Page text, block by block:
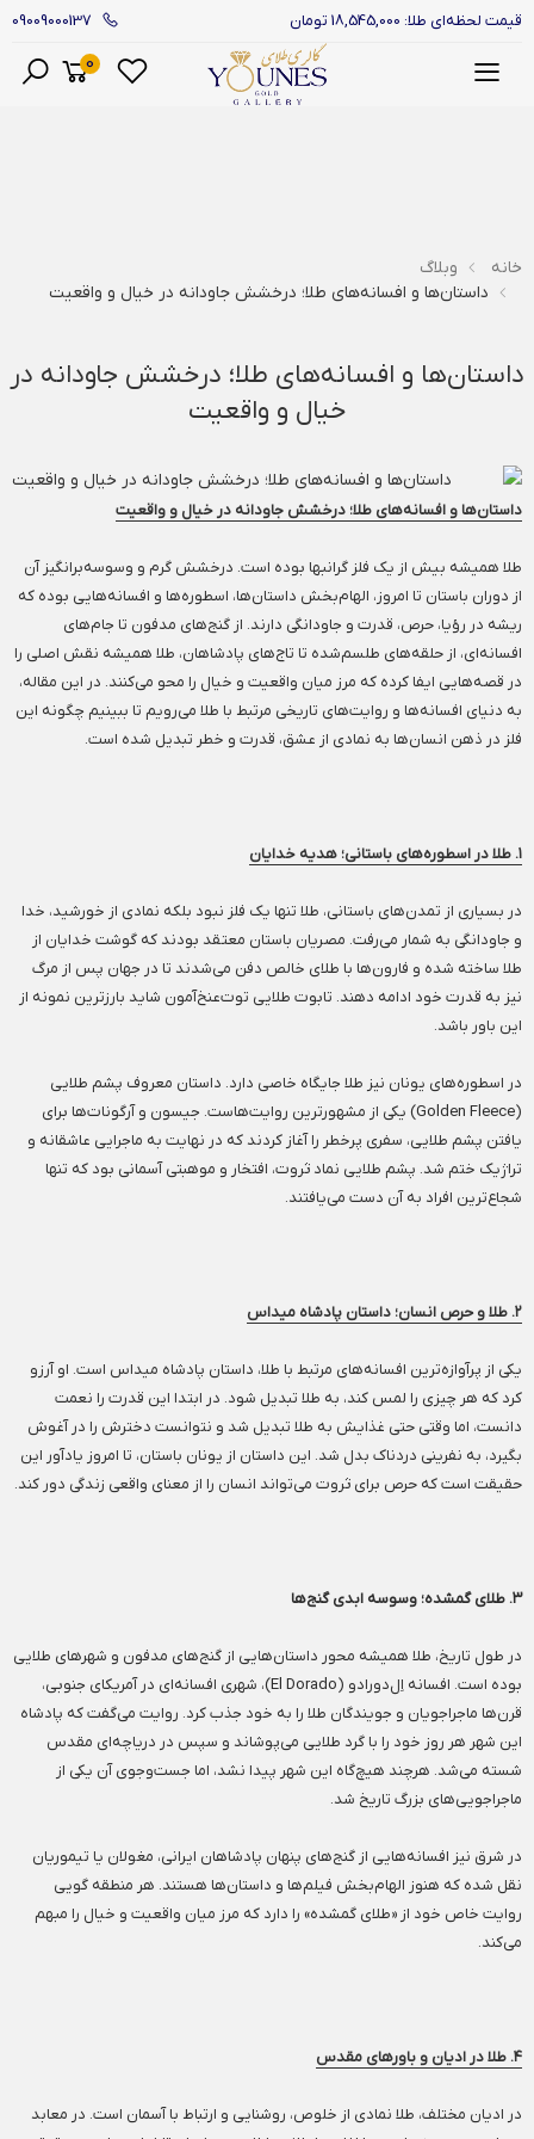
قیمت لحظه‌ای طلا: 18,545,000 تومان 09009000137
0
خانه
وبلاگ
داستان‌ها و افسانه‌های طلا؛ درخشش جاودانه در خیال و واقعیت
داستان‌ها و افسانه‌های طلا؛ درخشش جاودانه در
خیال و واقعیت
داستان‌ها و افسانه‌های طلا؛ درخشش جاودانه در خیال و واقعیت
طلا همیشه بیش از یک فلز گرانبها بوده است. درخشش گرم و وسوسه‌برانگیز آن
از دوران باستان تا امروز، الهام‌بخش داستان‌ها، اسطوره‌ها و افسانه‌هایی بوده که
ریشه در رؤیا، حرص، قدرت و جاودانگی دارند. از گنج‌های مدفون تا جام‌های
افسانه‌ای، از حلقه‌های طلسم‌شده تا تاج‌های پادشاهان، طلا همیشه نقش اصلی را
در قصه‌هایی ایفا کرده که مرز میان واقعیت و خیال را محو می‌کنند. در این مقاله،
به دنیای افسانه‌ها و روایت‌های تاریخی مرتبط با طلا می‌رویم تا ببینیم چگونه این
فلز در ذهن انسان‌ها به نمادی از عشق، قدرت و خطر تبدیل شده است.
۱. طلا در اسطوره‌های باستانی؛ هدیه خدایان
در بسیاری از تمدن‌های باستانی، طلا تنها یک فلز نبود بلکه نمادی از خورشید، خدا
و جاودانگی به شمار می‌رفت. مصریان باستان معتقد بودند که گوشت خدایان از
طلا ساخته شده و فارو‌ن‌ها با طلای خالص دفن می‌شدند تا در جهان پس از مرگ
نیز به قدرت خود ادامه دهند. تابوت طلایی توت‌عنخ‌آمون شاید بارزترین نمونه از
این باور باشد.
در اسطوره‌های یونان نیز طلا جایگاه خاصی دارد. داستان معروف پشم طلایی
(Golden Fleece) یکی از مشهورترین روایت‌هاست. جیسون و آرگونات‌ها برای
یافتن پشم طلایی، سفری پرخطر را آغاز کردند که در نهایت به ماجرایی عاشقانه و
تراژیک ختم شد. پشم طلایی نماد ثروت، افتخار و موهبتی آسمانی بود که تنها
شجاع‌ترین افراد به آن دست می‌یافتند.
۲. طلا و حرص انسان؛ داستان پادشاه میداس
یکی از پرآوازه‌ترین افسانه‌های مرتبط با طلا، داستان پادشاه میداس است. او آرزو
کرد که هر چیزی را لمس کند، به طلا تبدیل شود. در ابتدا این قدرت را نعمت
دانست، اما وقتی حتی غذایش به طلا تبدیل شد و نتوانست دخترش را در آغوش
بگیرد، به نفرینی دردناک بدل شد. این داستان از یونان باستان، تا امروز یادآور این
حقیقت است که حرص برای ثروت می‌تواند انسان را از معنای واقعی زندگی دور کند.
۳. طلای گمشده؛ وسوسه ابدی گنج‌ها
در طول تاریخ، طلا همیشه محور داستان‌هایی از گنج‌های مدفون و شهرهای طلایی
بوده است. افسانه اِل‌دورادو (El Dorado)، شهری افسانه‌ای در آمریکای جنوبی،
قرن‌ها ماجراجویان و جویندگان طلا را به خود جذب کرد. روایت می‌گفت که پادشاه
این شهر هر روز خود را با گرد طلایی می‌پوشاند و سپس در دریاچه‌ای مقدس
شسته می‌شد. هرچند هیچ‌گاه این شهر پیدا نشد، اما جست‌وجوی آن یکی از
ماجراجویی‌های بزرگ تاریخ شد.
در شرق نیز افسانه‌هایی از گنج‌های پنهان پادشاهان ایرانی، مغولان یا تیموریان
نقل شده که هنوز الهام‌بخش فیلم‌ها و داستان‌ها هستند. هر منطقه گویی
روایت خاص خود از «طلای گمشده» را دارد که مرز میان واقعیت و خیال را مبهم
می‌کند.
۴. طلا در ادیان و باورهای مقدس
در ادیان مختلف، طلا نمادی از خلوص، روشنایی و ارتباط با آسمان است. در معابد